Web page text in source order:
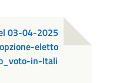
03-04-2025
eletto
in-Itali